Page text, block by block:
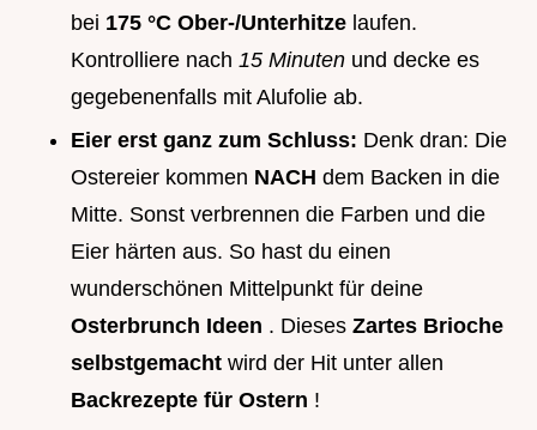
bei 175 °C Ober-/Unterhitze laufen.
Kontrolliere nach 15 Minuten und decke es
gegebenenfalls mit Alufolie ab.
Eier erst ganz zum Schluss: Denk dran: Die
Ostereier kommen NACH dem Backen in die
Mitte. Sonst verbrennen die Farben und die
Eier härten aus. So hast du einen
wunderschönen Mittelpunkt für deine
Osterbrunch Ideen . Dieses Zartes Brioche
selbstgemacht wird der Hit unter allen
Backrezepte für Ostern !